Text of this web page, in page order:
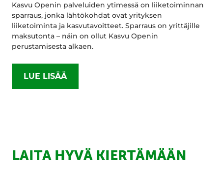
Kasvu Openin palveluiden ytimessä on liiketoiminnan
sparraus, jonka lähtökohdat ovat yrityksen
liiketoiminta ja kasvutavoitteet. Sparraus on yrittäjille
maksutonta – näin on ollut Kasvu Openin
perustamisesta alkaen.
LUE LISÄÄ
LAITA HYVÄ KIERTÄMÄÄN